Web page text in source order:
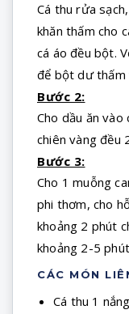
Cá thu rửa
khăn thấm cho
cá áo đều bột.
để bột dư thấm
Bước 2:
Cho dầu ăn
chiên vàng đều
Bước 3:
Cho 1 muỗng
phi thơm, cho
khoảng 2 phút
khoảng 2-5
CÁC MÓN
Cá thu 1